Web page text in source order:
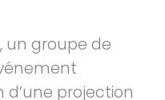
un groupe de
d’une projection